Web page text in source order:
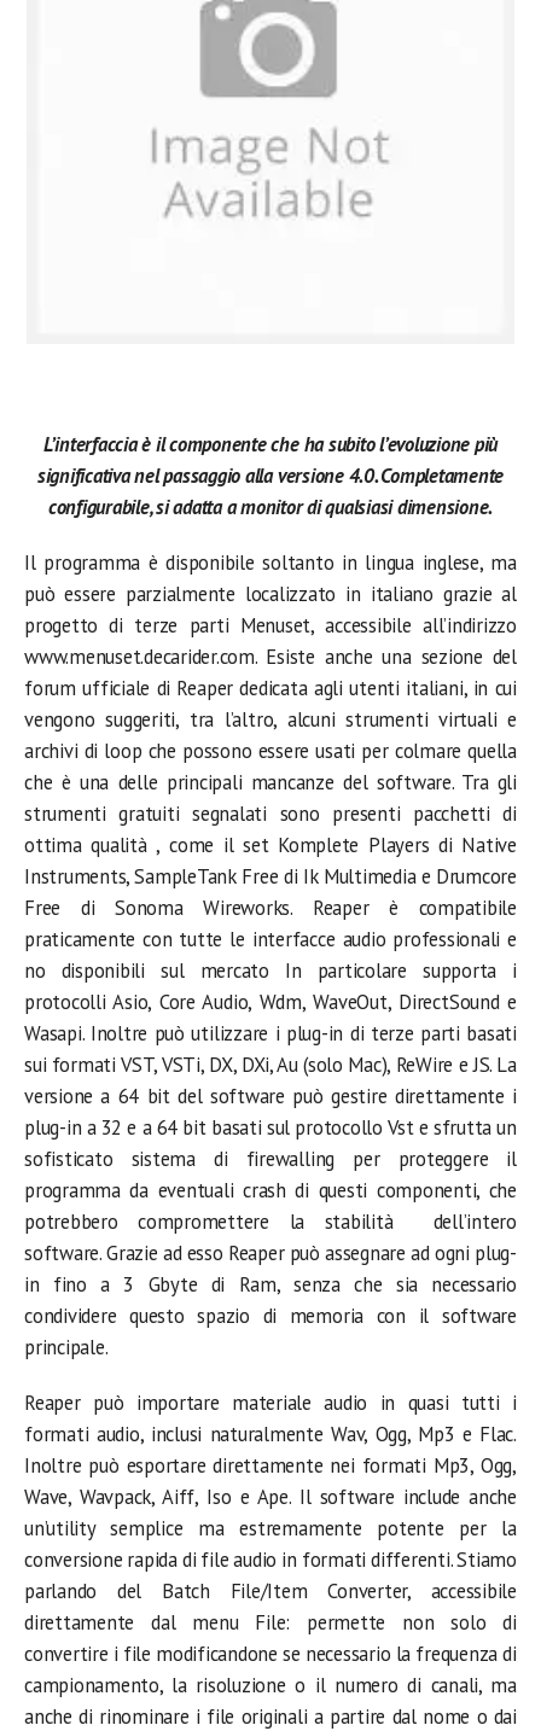
L’interfaccia è il componente che ha subito l’evoluzione più
significativa nel passaggio alla versione 4.0. Completamente
configurabile, si adatta a monitor di qualsiasi dimensione.
Il programma è disponibile soltanto in lingua inglese, ma
può essere parzialmente localizzato in italiano grazie al
progetto di terze parti Menuset, accessibile all’indirizzo
www.menuset.decarider.com. Esiste anche una sezione del
forum ufficiale di Reaper dedicata agli utenti italiani, in cui
vengono suggeriti, tra l’altro, alcuni strumenti virtuali e
archivi di loop che possono essere usati per colmare quella
che è una delle principali mancanze del software. Tra gli
strumenti gratuiti segnalati sono presenti pacchetti di
ottima qualità , come il set Komplete Players di Native
Instruments, SampleTank Free di Ik Multimedia e Drumcore
Free di Sonoma Wireworks. Reaper è compatibile
praticamente con tutte le interfacce audio professionali e
no disponibili sul mercato In particolare supporta i
protocolli Asio, Core Audio, Wdm, WaveOut, DirectSound e
Wasapi. Inoltre può utilizzare i plug-in di terze parti basati
sui formati VST, VSTi, DX, DXi, Au (solo Mac), ReWire e JS. La
versione a 64 bit del software può gestire direttamente i
plug-in a 32 e a 64 bit basati sul protocollo Vst e sfrutta un
sofisticato sistema di firewalling per proteggere il
programma da eventuali crash di questi componenti, che
potrebbero compromettere la stabilità dell’intero
software. Grazie ad esso Reaper può assegnare ad ogni plug-
in fino a 3 Gbyte di Ram, senza che sia necessario
condividere questo spazio di memoria con il software
principale.
Reaper può importare materiale audio in quasi tutti i
formati audio, inclusi naturalmente Wav, Ogg, Mp3 e Flac.
Inoltre può esportare direttamente nei formati Mp3, Ogg,
Wave, Wavpack, Aiff, Iso e Ape. Il software include anche
un’utility semplice ma estremamente potente per la
conversione rapida di file audio in formati differenti. Stiamo
parlando del Batch File/Item Converter, accessibile
direttamente dal menu File: permette non solo di
convertire i file modificandone se necessario la frequenza di
campionamento, la risoluzione o il numero di canali, ma
anche di rinominare i file originali a partire dal nome o dai